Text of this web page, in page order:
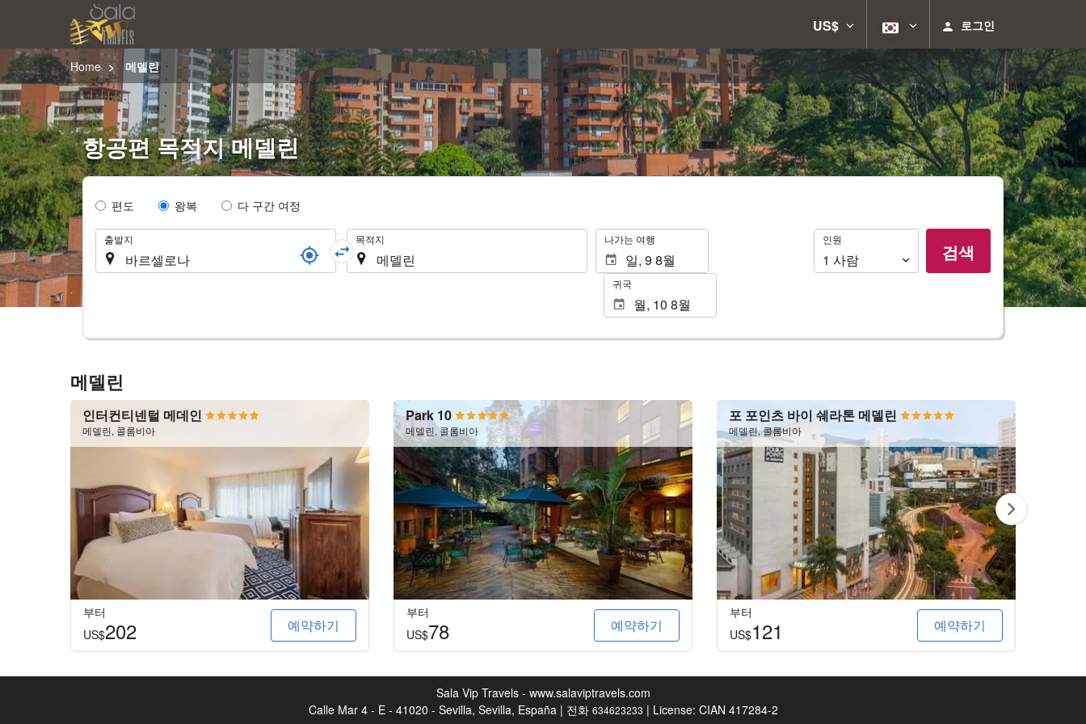
US$ 로그인
Home 메델린
항공편 목적지 메델린
Tipo
Trayecto
편도 왕복
다 구간 여정
여출발지 목적지 . 나가는 여행
귀국
인인원
1 사람 검색
메델린
인터컨티넨털 메데인
메델린, 콜롬비아
부터
US$202 예약하기
Park 10
메델린, 콜롬비아
부터
US$78 예약하기
포 포인츠 바이 쉐라톤 메델린
메델린, 콜롬비아
부터
US$121 예약하기
Sala Vip Travels - www.salaviptravels.com
Calle Mar 4 - E - 41020 - Sevilla, Sevilla, España | 전화 634623233 | License: CIAN 417284-2